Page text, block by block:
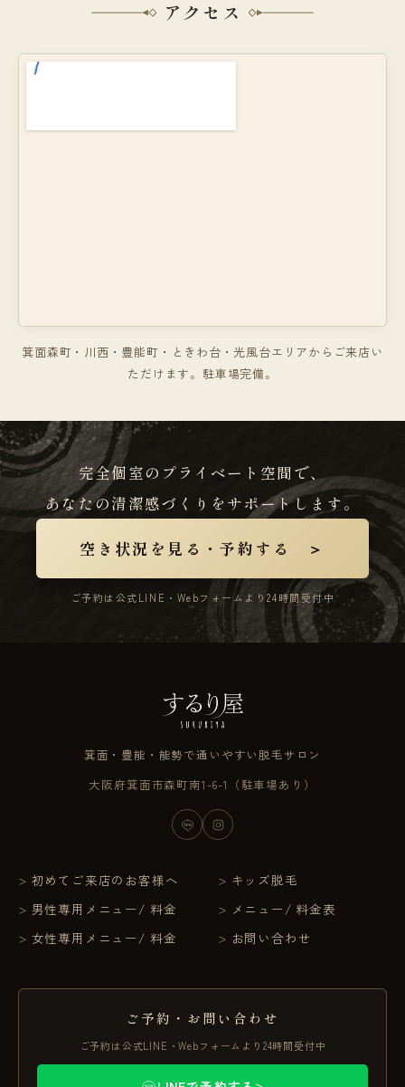
アクセス
箕面森町・川西・豊能町・ときわ台・光風台エリアからご来店い
ただけます。駐車場完備。
完全個室のプライベート空間で、
あなたの清潔感づくりをサポートします。
空き状況を見る・予約する ＞
ご予約は公式LINE・Webフォームより24時間受付中
箕面・豊能・能勢で通いやすい脱毛サロン
大阪府箕面市森町南1-6-1（駐車場あり）
初めてご来店のお客様へ
男性専用メニュー/ 料金
女性専用メニュー/ 料金
キッズ脱毛
メニュー/ 料金表
お問い合わせ
ご予約・お問い合わせ
ご予約は公式LINE・Webフォームより24時間受付中